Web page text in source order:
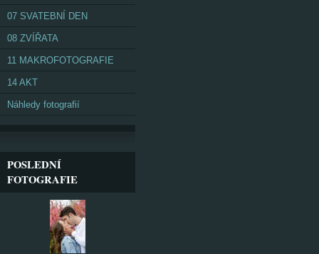
07 SVATEBNÍ DEN
08 ZVÍŘATA
11 MAKROFOTOGRAFIE
14 AKT
Náhledy fotografií
POSLEDNÍ
FOTOGRAFIE